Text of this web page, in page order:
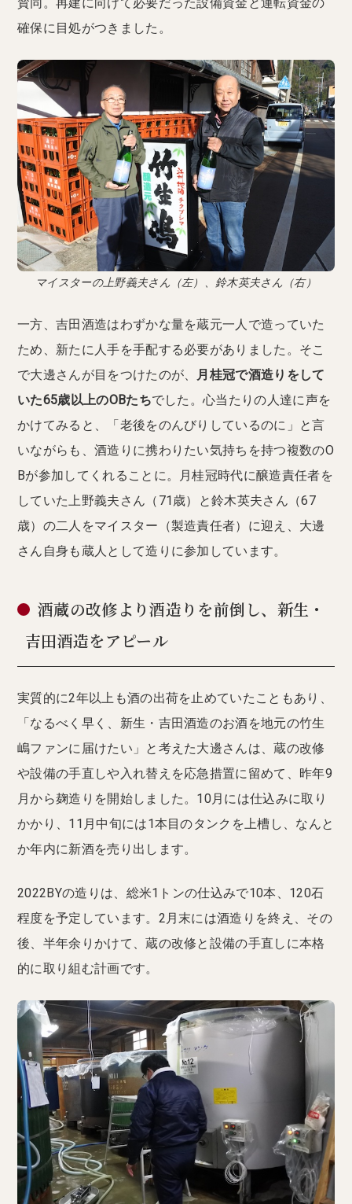
確保に目処がつきました。
マイスターの上野義夫さん（左）、鈴木英夫さん（右）
一方、吉田酒造はわずかな量を蔵元一人で造っていた
ため、新たに人手を手配する必要がありました。そこ
で大邊さんが目をつけたのが、 月桂冠で酒造りをして
いた65歳以上のOBたちでした。心当たりの人達に声を
かけてみると、「老後をのんびりしているのに」と言
いながらも、酒造りに携わりたい気持ちを持つ複数のO
Bが参加してくれることに。月桂冠時代に醸造責任者を
していた上野義夫さん（71歳）と鈴木英夫さん（67
歳）の二人をマイスター（製造責任者）に迎え、大邊
さん自身も蔵人として造りに参加しています。
酒蔵の改修より酒造りを前倒し、新生・
吉田酒造をアピール
実質的に2年以上も酒の出荷を止めていたこともあり、
「なるべく早く、新生・吉田酒造のお酒を地元の竹生
嶋ファンに届けたい」と考えた大邊さんは、蔵の改修
や設備の手直しや入れ替えを応急措置に留めて、昨年9
月から麹造りを開始しました。10月には仕込みに取り
かかり、11月中旬には1本目のタンクを上槽し、なんと
か年内に新酒を売り出します。
2022BYの造りは、総米1トンの仕込みで10本、120石
程度を予定しています。2月末には酒造りを終え、その
後、半年余りかけて、蔵の改修と設備の手直しに本格
的に取り組む計画です。